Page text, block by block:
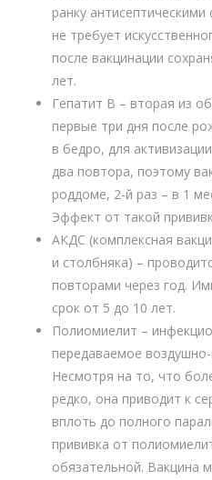
ранку
не требует
после вакцинации
лет.
Гепатит В – вторая из
первые три дня после
в бедро, для
два повтора, поэтому
роддоме, 2-й раз – в 1
Эффект от такой
АКДС (комплексная
и столбняка) –
повторами через год.
срок от 5 до 10 лет.
Полиомиелит –
передаваемое
Несмотря на то, что
редко, она приводит к
вплоть до полного
прививка от
обязательной. Вакцина